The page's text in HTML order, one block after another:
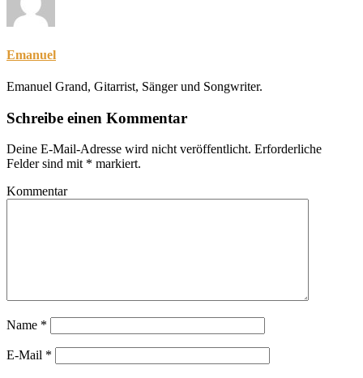
Emanuel
Emanuel Grand, Gitarrist, Sänger und Songwriter.
Schreibe einen Kommentar
Deine E-Mail-Adresse wird nicht veröffentlicht. Erforderliche
Felder sind mit * markiert.
Kommentar
Name *
E-Mail *